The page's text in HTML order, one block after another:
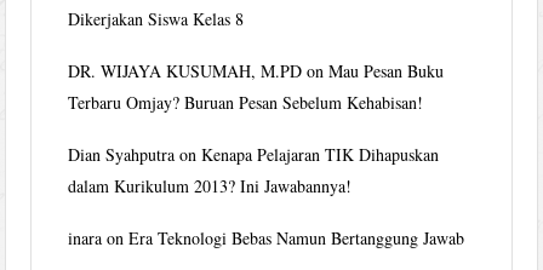
Dikerjakan Siswa Kelas 8
DR. WIJAYA KUSUMAH, M.PD onMau Pesan Buku
Terbaru Omjay? Buruan Pesan Sebelum Kehabisan!
Dian Syahputra onKenapa Pelajaran TIK Dihapuskan
dalam Kurikulum 2013? Ini Jawabannya!
inara onEra Teknologi Bebas Namun Bertanggung Jawab